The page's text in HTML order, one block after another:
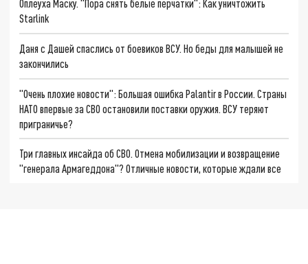
Оплеуха Маску. "Пора снять белые перчатки": Как уничтожить
Starlink
Даня с Дашей спаслись от боевиков ВСУ. Но беды для малышей не
закончились
"Очень плохие новости": Большая ошибка Palantir в России. Страны
НАТО впервые за СВО остановили поставки оружия. ВСУ теряют
приграничье?
Три главных инсайда об СВО. Отмена мобилизации и возвращение
"генерала Армагеддона"? Отличные новости, которые ждали все